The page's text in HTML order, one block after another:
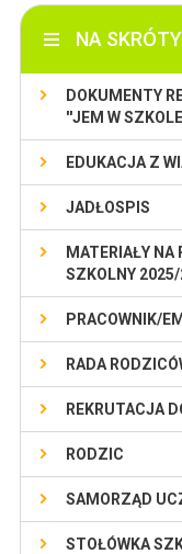
NA SKRÓTY
DOKUMENTY
''JEM W
EDUKACJA Z
JADŁOSPIS
MATERIAŁY NA
SZKOLNY
PRACOWNIK/
RADA
REKRUTACJA
RODZIC
SAMORZĄD
STOŁÓWKA